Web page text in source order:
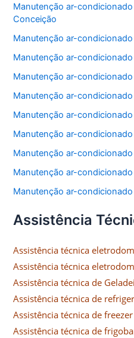
Manutenção ar-
Conceição
Manutenção ar-
Manutenção ar-
Manutenção ar-
Manutenção ar-
Manutenção ar-
Manutenção ar-
Manutenção ar-
Manutenção ar-
Manutenção ar-
Assistência
Assistência técnica
Assistência técnica
Assistência técnica de
Assistência técnica de
Assistência técnica de freezer
Assistência técnica de